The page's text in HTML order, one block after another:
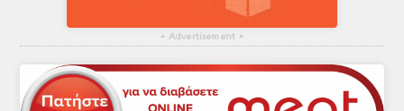
▴ Advertisement ▴